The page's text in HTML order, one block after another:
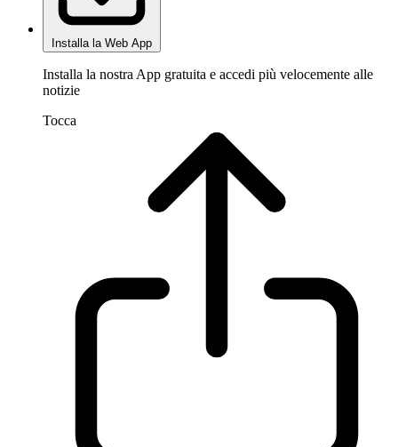
Installa la Web App
Installa la nostra App gratuita e accedi più velocemente alle
notizie
Tocca